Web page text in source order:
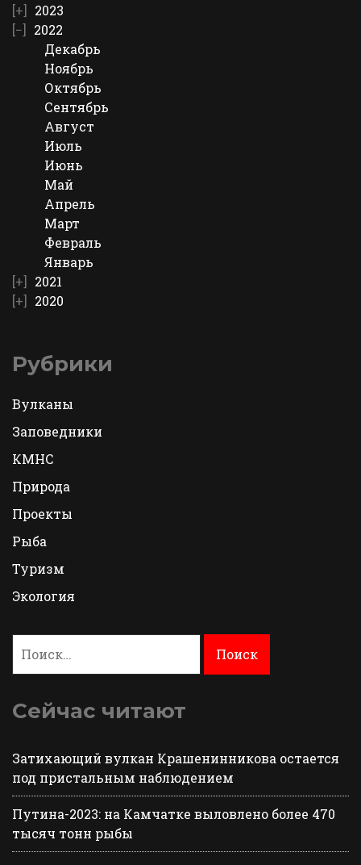
2023
2022
Декабрь
Ноябрь
Октябрь
Сентябрь
Август
Июль
Июнь
Май
Апрель
Март
Февраль
Январь
2021
2020
Рубрики
Вулканы
Заповедники
КМНС
Природа
Проекты
Рыба
Туризм
Экология
Сейчас читают
Затихающий вулкан Крашенинникова остается
под пристальным наблюдением
Путина-2023: на Камчатке выловлено более 470
тысяч тонн рыбы